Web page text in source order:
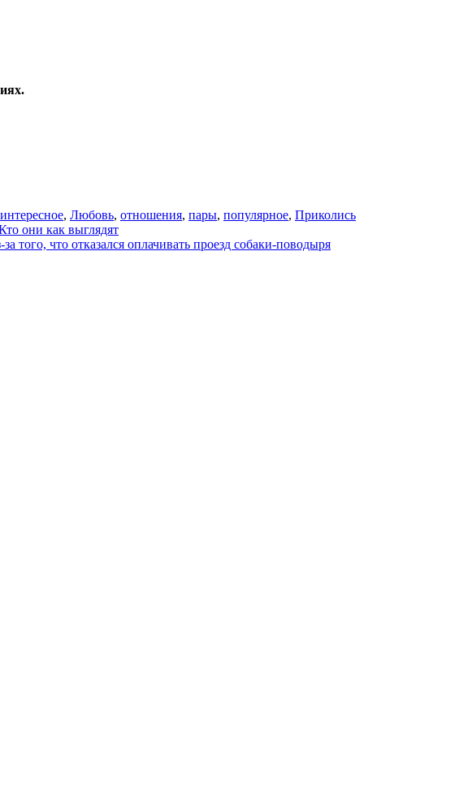
интересное, Любовь, отношения, пары, популярное, Приколись
они как выглядят
того, что отказался оплачивать проезд собаки-поводыря